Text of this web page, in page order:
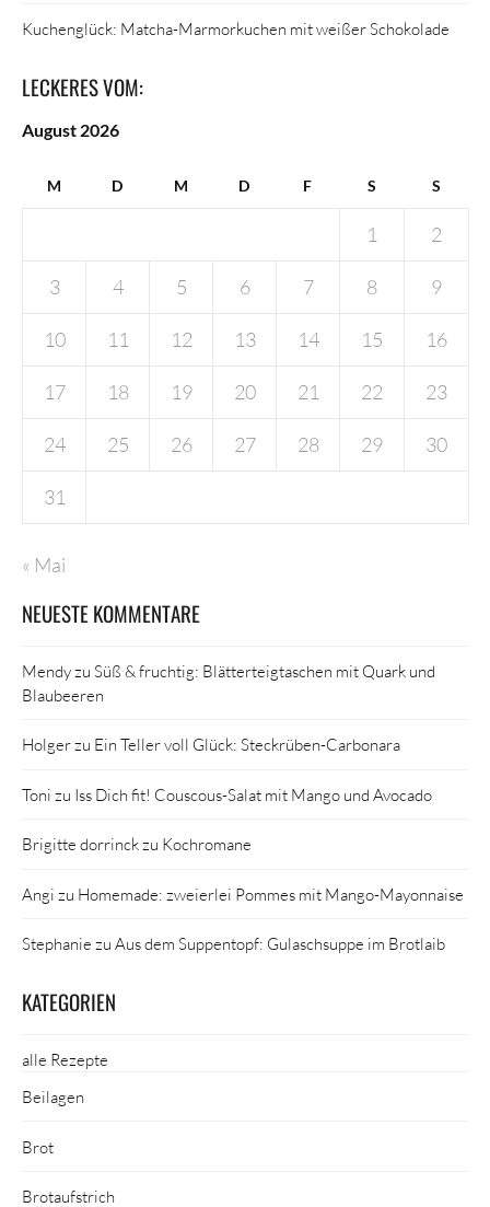
Kuchenglück: Matcha-Marmorkuchen mit weißer Schokolade
LECKERES VOM:
August 2026
M D M D F S S
1 2
3 4 5 6 7 8 9
10 11 12 13 14 15 16
17 18 19 20 21 22 23
24 25 26 27 28 29 30
31
« Mai
NEUESTE KOMMENTARE
Mendyzu Süß & fruchtig: Blätterteigtaschen mit Quark und
Blaubeeren
Holgerzu Ein Teller voll Glück: Steckrüben-Carbonara
Toni zu Iss Dich fit! Couscous-Salat mit Mango und Avocado
Brigitte dorrinckzu Kochromane
Angi zu Homemade: zweierlei Pommes mit Mango-Mayonnaise
Stephanie zu Aus dem Suppentopf: Gulaschsuppe im Brotlaib
KATEGORIEN
alle Rezepte
Beilagen
Brot
Brotaufstrich